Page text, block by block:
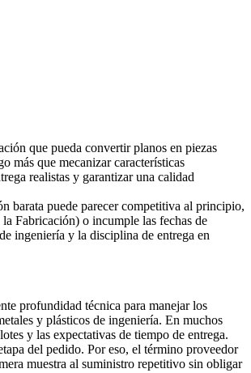
que pueda convertir planos en piezas
más que mecanizar características
realistas y garantizar una calidad
barata puede parecer competitiva al principio,
Fabricación) o incumple las fechas de
ingeniería y la disciplina de entrega en
profundidad técnica para manejar los
y plásticos de ingeniería. En muchos
y las expectativas de tiempo de entrega.
del pedido. Por eso, el término proveedor
muestra al suministro repetitivo sin obligar